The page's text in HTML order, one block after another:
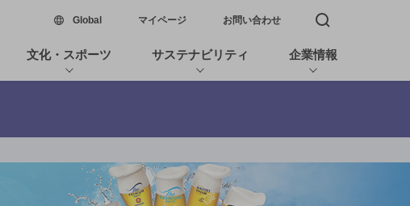
Global新しいウィンドウで開く
マイページ お問い合わせ 検索窓を開く
文化・スポーツ サステナビリティ 企業情報